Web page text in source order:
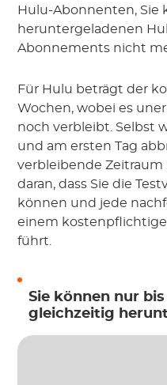
Hulu-Abonnenten, Sie
heruntergeladenen
Abonnements nicht
Für Hulu beträgt der
Wochen, wobei es
noch verbleibt. Selbst
und am ersten Tag
verbleibende
daran, dass Sie die
können und jede
einem
führt.
Sie können nur
gleichzeitig